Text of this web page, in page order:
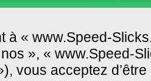
à « www.Speed-
», « www.Speed-
vous acceptez